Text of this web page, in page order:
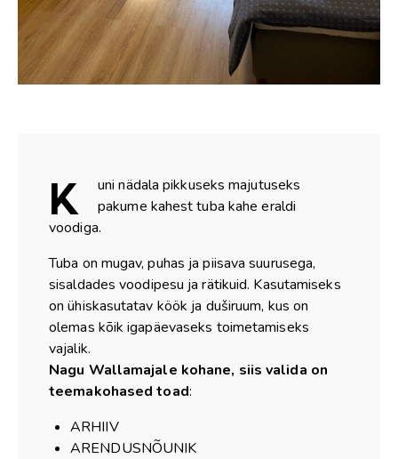
K
uni nädala pikkuseks majutuseks
pakume kahest tuba kahe eraldi
voodiga.
Tuba on mugav, puhas ja piisava suurusega,
sisaldades voodipesu ja rätikuid. Kasutamiseks
on ühiskasutatav köök ja duširuum, kus on
olemas kõik igapäevaseks toimetamiseks
vajalik.
Nagu Wallamajale kohane, siis valida on
teemakohased toad:
ARHIIV
ARENDUSNÕUNIK